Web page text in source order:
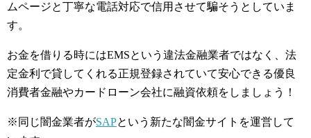
ムページと丁寧な電話対応で信用させて騙そうとしていま
す。
お金を借りる時にはEMSという違法金融業者ではなく、法
定金利で貸してくれる正規登録されていて安心できる優良
消費者金融やカードローン会社に融資依頼をしましょう！
※同じ闇金業者がSAPという新たな闇金サイトを運営して